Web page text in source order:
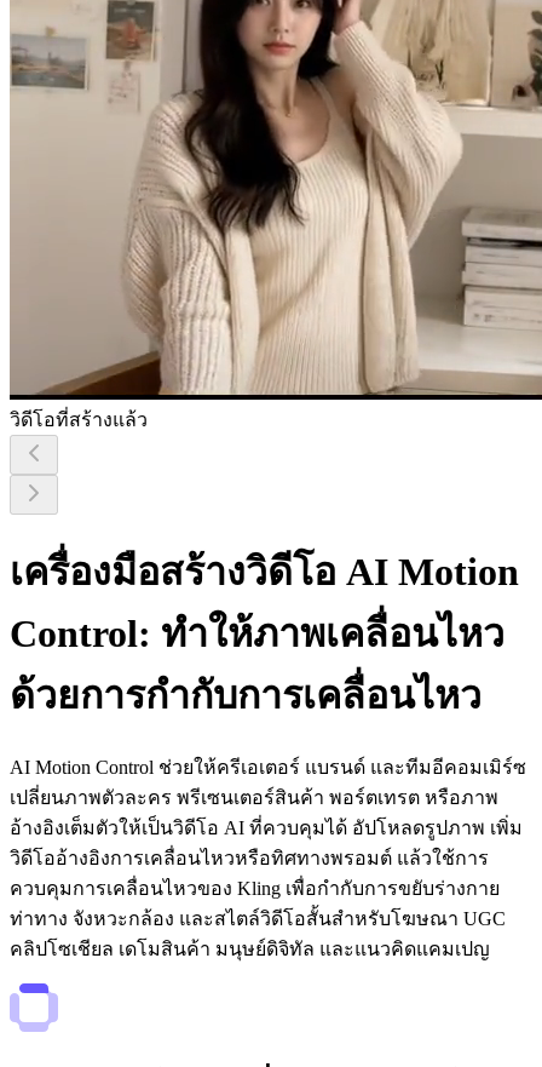
วิดีโอที่สร้างแล้ว
เครื่องมือสร้างวิดีโอ AI Motion
Control: ทำให้ภาพเคลื่อนไหว
ด้วยการกำกับการเคลื่อนไหว
AI Motion Control ช่วยให้ครีเอเตอร์ แบรนด์ และทีมอีคอมเมิร์ซ
เปลี่ยนภาพตัวละคร พรีเซนเตอร์สินค้า พอร์ตเทรต หรือภาพ
อ้างอิงเต็มตัวให้เป็นวิดีโอ AI ที่ควบคุมได้ อัปโหลดรูปภาพ เพิ่ม
วิดีโออ้างอิงการเคลื่อนไหวหรือทิศทางพรอมต์ แล้วใช้การ
ควบคุมการเคลื่อนไหวของ Kling เพื่อกำกับการขยับร่างกาย
ท่าทาง จังหวะกล้อง และสไตล์วิดีโอสั้นสำหรับโฆษณา UGC
คลิปโซเชียล เดโมสินค้า มนุษย์ดิจิทัล และแนวคิดแคมเปญ